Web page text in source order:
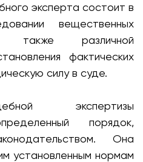
эксперта состоит в
вещественных
также различной
фактических
силу в суде.
экспертизы
порядок,
Она
установленным нормам